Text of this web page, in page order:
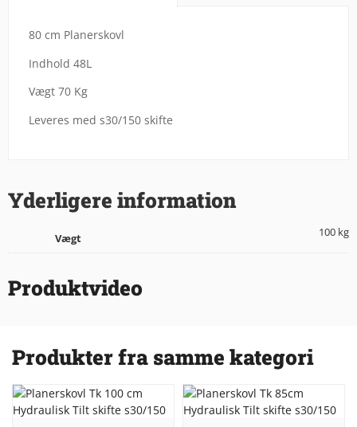
80 cm Planerskovl
Indhold 48L
Vægt 70 Kg
Leveres med s30/150 skifte
Yderligere information
Vægt 100 kg
Produktvideo
Produkter fra samme kategori